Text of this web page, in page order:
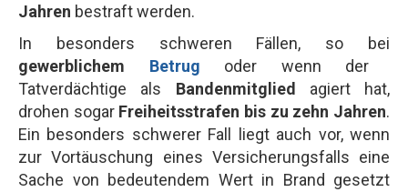
Jahren bestraft werden.
In besonders schweren Fällen, so bei
gewerblichem Betrug oder wenn der
Tatverdächtige als Bandenmitglied agiert hat,
drohen sogar Freiheitsstrafen bis zu zehn Jahren.
Ein besonders schwerer Fall liegt auch vor, wenn
zur Vortäuschung eines Versicherungsfalls eine
Sache von bedeutendem Wert in Brand gesetzt